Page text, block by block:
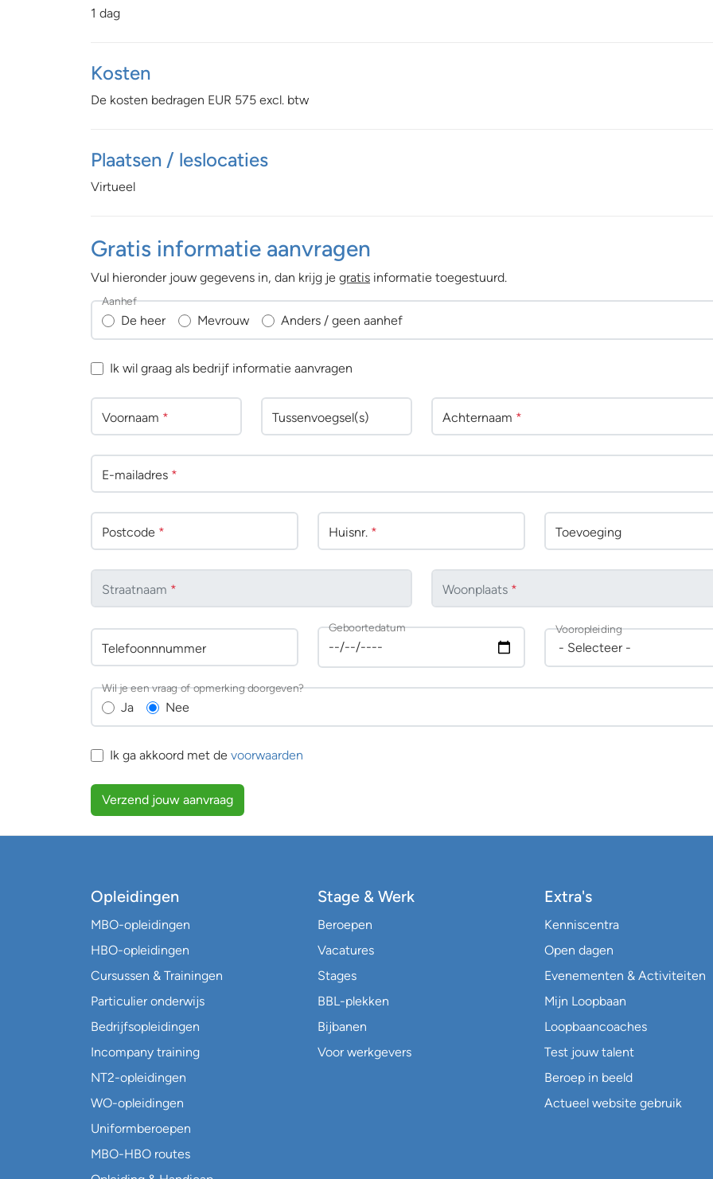
1 dag
Kosten
De kosten bedragen EUR 575 excl. btw
Plaatsen / leslocaties
Virtueel
Gratis informatie aanvragen
Vul hieronder jouw gegevens in, dan krijg je gratis informatie toegestuurd.
De heer Mevrouw Anders / geen aanhef
Aanhef
Ik wil graag als bedrijf informatie aanvragen
Voornaam * Tussenvoegsel(s) Achternaam *
E-mailadres *
Postcode * Huisnr. * Toevoeging
Straatnaam * Woonplaats *
Telefoonnnummer
Geboortedatum Vooropleiding
Ja Nee
Wil je een vraag of opmerking doorgeven?
Ik ga akkoord met de voorwaarden
Verzend jouw aanvraag
Opleidingen
MBO-opleidingen
HBO-opleidingen
Cursussen & Trainingen
Particulier onderwijs
Bedrijfsopleidingen
Incompany training
NT2-opleidingen
WO-opleidingen
Uniformberoepen
MBO-HBO routes
Stage & Werk
Beroepen
Vacatures
Stages
BBL-plekken
Bijbanen
Voor werkgevers
Extra's
Kenniscentra
Open dagen
Evenementen & Activiteiten
Mijn Loopbaan
Loopbaancoaches
Test jouw talent
Beroep in beeld
Actueel website gebruik